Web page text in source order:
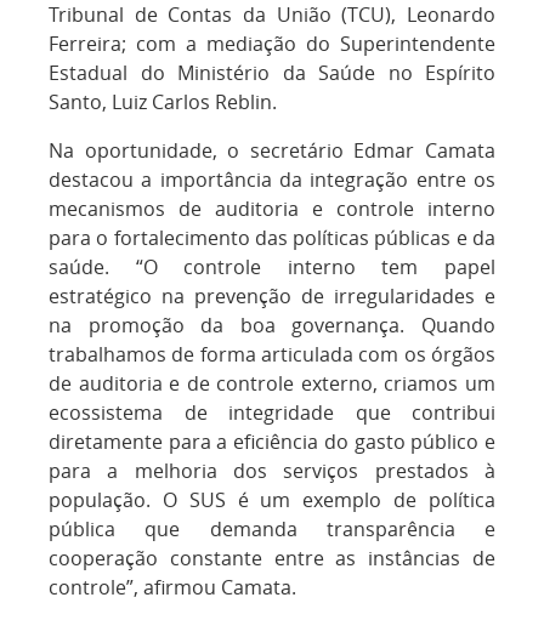
Tribunal de Contas da União (TCU), Leonardo
Ferreira; com a mediação do Superintendente
Estadual do Ministério da Saúde no Espírito
Santo, Luiz Carlos Reblin.
Na oportunidade, o secretário Edmar Camata
destacou a importância da integração entre os
mecanismos de auditoria e controle interno
para o fortalecimento das políticas públicas e da
saúde. “O controle interno tem papel
estratégico na prevenção de irregularidades e
na promoção da boa governança. Quando
trabalhamos de forma articulada com os órgãos
de auditoria e de controle externo, criamos um
ecossistema de integridade que contribui
diretamente para a eficiência do gasto público e
para a melhoria dos serviços prestados à
população. O SUS é um exemplo de política
pública que demanda transparência e
cooperação constante entre as instâncias de
controle”, afirmou Camata.